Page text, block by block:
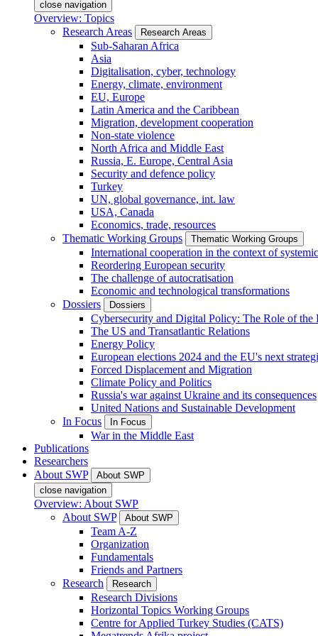
close navigation
Overview: Topics
Research Areas
Research Areas
Sub-Saharan Africa
Asia
Digitalisation, cyber, technology
Energy, climate, environment
EU, Europe
Latin America and the Caribbean
Migration, development cooperation
Non-state violence
North Africa and Middle East
Russia, E. Europe, Central Asia
Security and defence policy
Turkey
UN, global governance, int. law
USA, Canada
Economics, trade, resources
Thematic Working Groups
Thematic Working Groups
International cooperation in the context of
Reordering European security
The challenge of autocratisation
Economic and technological transformations
Dossiers
Dossiers
Cybersecurity and Digital Policy: The Role of
The US and Transatlantic Relations
Energy Policy
European elections 2024 and the EU's next
Forced Displacement and Migration
Climate Policy and Politics
Russia's war against Ukraine and its consequences
United Nations and Sustainable Development
In Focus
In Focus
War in the Middle East
Publications
Researchers
About SWP
About SWP
close navigation
Overview: About SWP
About SWP
About SWP
Team A-Z
Organization
Fundamentals
Friends and Partners
Research
Research
Research Divisions
Horizontal Topics Working Groups
Centre for Applied Turkey Studies (CATS)